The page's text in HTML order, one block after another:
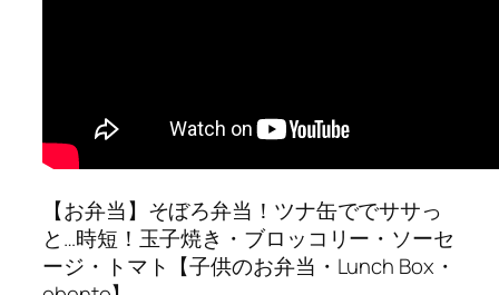
【お弁当】そぼろ弁当！ツナ缶ででササっ
と…時短！玉子焼き・ブロッコリー・ソーセ
ージ・トマト【子供のお弁当・Lunch Box・